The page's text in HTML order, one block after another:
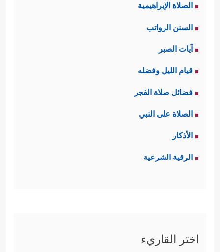
الصلاة الإبراهيمية
السنن الرواتب
آيات الصبر
قيام الليل وفضله
فضائل صلاة الفجر
الصلاة على النبي
الأذكار
الرقية الشرعية
اختر القاريء